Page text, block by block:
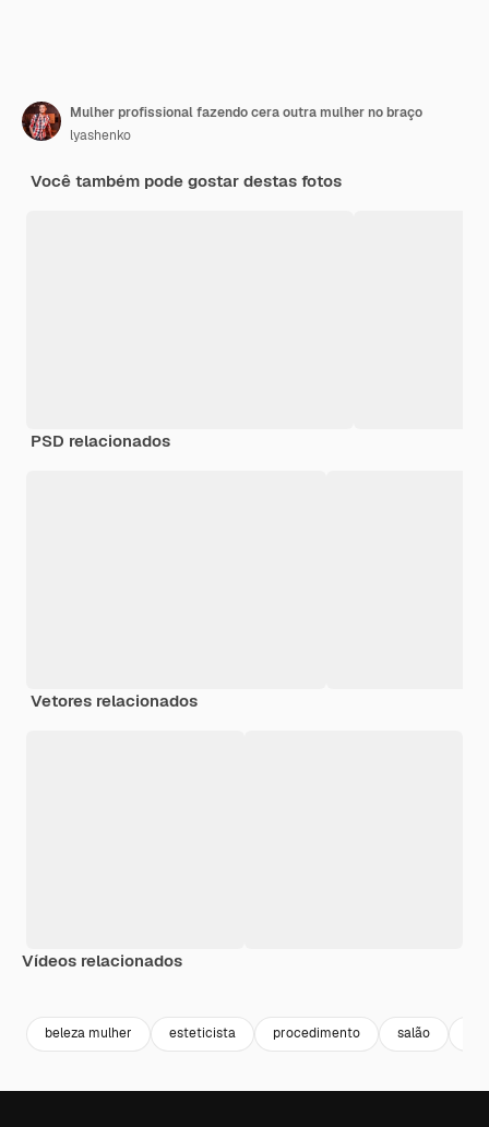
Mulher profissional fazendo cera outra mulher no braço
lyashenko
Você também pode gostar destas fotos
PSD relacionados
Vetores relacionados
Vídeos relacionados
beleza mulher esteticista procedimento salão